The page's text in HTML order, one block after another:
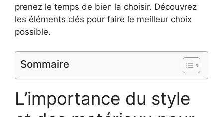
prenez le temps de bien la choisir. Découvrez
les éléments clés pour faire le meilleur choix
possible.
Sommaire
L’importance du style